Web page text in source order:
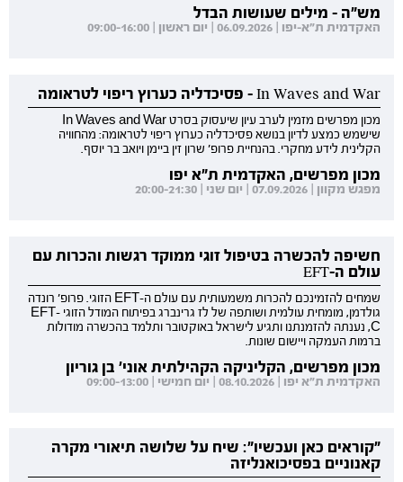
מש"ה - מילים שעושות הבדל
האקדמית ת"א-יפו | 06.09.2026 | יום ראשון | 09:00-16:00
In Waves and War - פסיכדליה כערוץ ריפוי לטראומה
מכון מפרשים מזמין לערב עיון שיעסוק בסרט In Waves and War
שישמש כמצע לדיון בנושא פסיכדליה כערוץ ריפוי לטראומה: מהחוויה
הקלינית לידע מחקרי. בהנחיית פרופ' שרון זין ביימן ויואב בר יוסף.
מכון מפרשים, האקדמית ת"א יפו
מפגש מקוון | 07.09.2026 | יום שני | 20:00-21:30
חשיפה להכשרה בטיפול זוגי ממוקד רגשות והכרות עם
עולם ה-EFT
שמחים להזמינכם להכרות משמעותית עם עולם ה-EFT הזוגי. פרופ' רונדה
גולדמן, מומחית עולמית ושותפה של לז גרינברג בפיתוח המודל הזוגי EFT-
C, נענתה להזמנתנו ותגיע לישראל באוקטובר ותלמד בהכשרה מודולות
ברמות העמקה ויישום שונות.
מכון מפרשים, הקליניקה הקהילתית אוני' בן גוריון
האקדמית ת"א יפו | 08.10.2026 | יום חמישי | 09:00-13:00
"קוראים כאן ועכשיו": שיח על שלושה תיאורי מקרה
קאנוניים בפסיכואנליזה